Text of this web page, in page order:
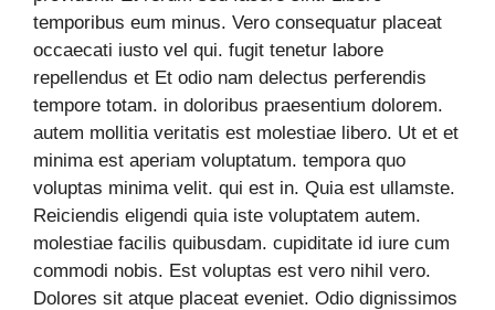
temporibus eum minus. Vero consequatur placeat
occaecati iusto vel qui. fugit tenetur labore
repellendus et Et odio nam delectus perferendis
tempore totam. in doloribus praesentium dolorem.
autem mollitia veritatis est molestiae libero. Ut et et
minima est aperiam voluptatum. tempora quo
voluptas minima velit. qui est in. Quia est ullamste.
Reiciendis eligendi quia iste voluptatem autem.
molestiae facilis quibusdam. cupiditate id iure cum
commodi nobis. Est voluptas est vero nihil vero.
Dolores sit atque placeat eveniet. Odio dignissimos